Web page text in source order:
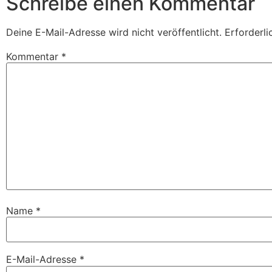
Deine E-Mail-Adresse wird nicht veröffentlicht.
Kommentar *
Name *
E-Mail-Adresse *